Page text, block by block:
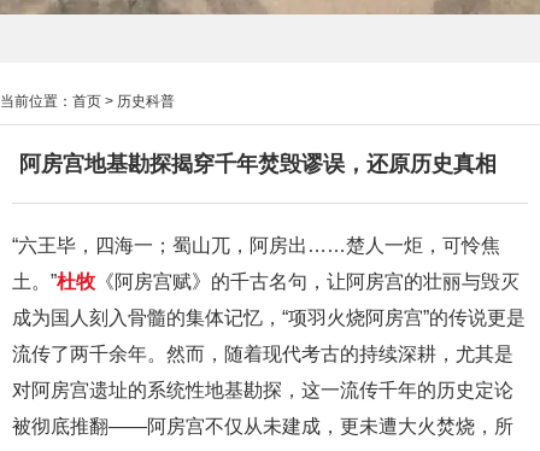
当前位置： 首页 > 历史科普
阿房宫地基勘探揭穿千年焚毁谬误，还原历史真相
“六王毕，四海一；蜀山兀，阿房出……楚人一炬，可怜焦
土。”杜牧《阿房宫赋》的千古名句，让阿房宫的壮丽与毁灭
成为国人刻入骨髓的集体记忆，“项羽火烧阿房宫”的传说更是
流传了两千余年。然而，随着现代考古的持续深耕，尤其是
对阿房宫遗址的系统性地基勘探，这一流传千年的历史定论
被彻底推翻——阿房宫不仅从未建成，更未遭大火焚烧，所